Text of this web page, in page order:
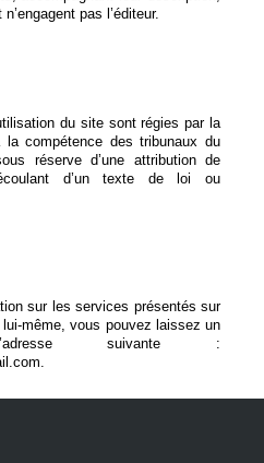
pas l’éditeur.
du site sont régies par la
compétence des tribunaux du
réserve d’une attribution de
d’un texte de loi ou
sur les services présentés sur
même, vous pouvez laissez un
suivante :